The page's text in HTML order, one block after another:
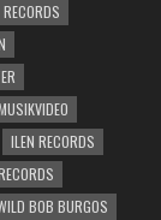
ILEN RECORDS
BOB BURGOS